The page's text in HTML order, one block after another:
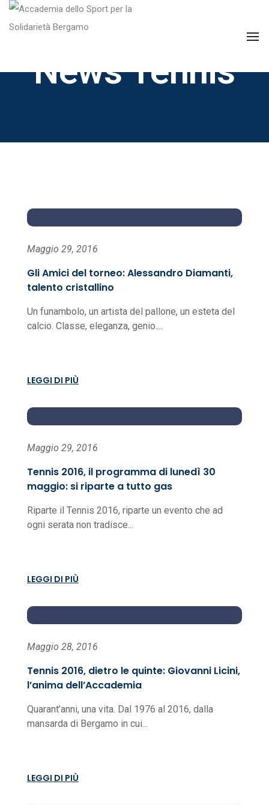
News Tennis
Maggio 29, 2016
Gli Amici del torneo: Alessandro Diamanti,
talento cristallino
Un funambolo, un artista del pallone, un esteta del
calcio. Classe, eleganza, genio....
LEGGI DI PIÙ
Maggio 29, 2016
Tennis 2016, il programma di lunedì 30
maggio: si riparte a tutto gas
Riparte il Tennis 2016, riparte un evento che ad
ogni serata non tradisce...
LEGGI DI PIÙ
Maggio 28, 2016
Tennis 2016, dietro le quinte: Giovanni Licini,
l’anima dell’Accademia
Quarant’anni, una vita. Dal 1976 al 2016, dalla
mansarda di Bergamo in cui...
LEGGI DI PIÙ